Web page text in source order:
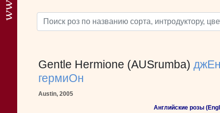
Gentle Hermione (AUSrumba)
гермиОн
Austin, 2005
Английские розы